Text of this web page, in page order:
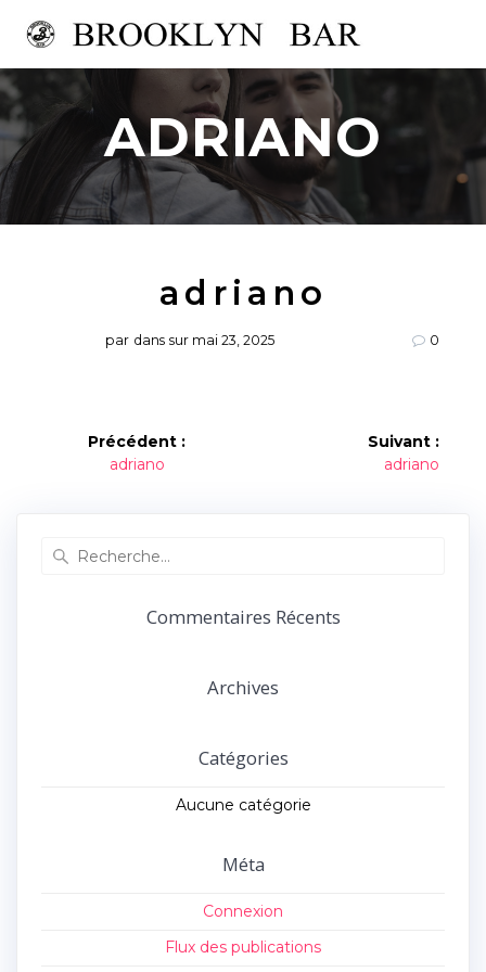
au
ADRIANO
adriano
par dans sur mai 23, 2025 0
Navigation
Précédent :
Article
adriano
Suivant :
Article
adriano
Commentaires Récents
Archives
Catégories
Aucune catégorie
Méta
Connexion
Flux des publications